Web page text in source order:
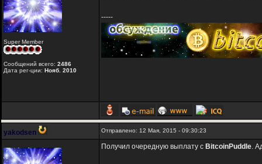
Super Member
Сообщений всего: 2486
Дата рег-ции: Нояб. 2010
-----
yakodsen Отправлено: 12 Мая, 2015 - 09:30:23
Получил очередную выплату с BitcoinPuddle.